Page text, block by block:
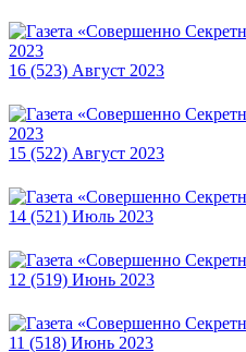
16 (523) Август 2023
15 (522) Август 2023
14 (521) Июль 2023
12 (519) Июнь 2023
11 (518) Июнь 2023